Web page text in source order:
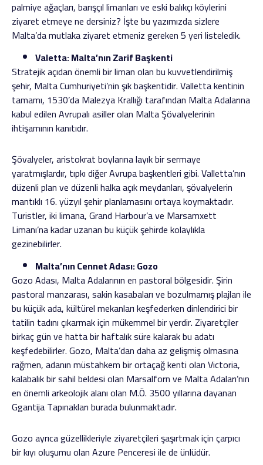
palmiye ağaçları, barışçıl limanları ve eski balıkçı köylerini
ziyaret etmeye ne dersiniz? İşte bu yazımızda sizlere
Malta’da mutlaka ziyaret etmeniz gereken 5 yeri listeledik.
Valetta: Malta’nın Zarif Başkenti
Stratejik açıdan önemli bir liman olan bu kuvvetlendirilmiş
şehir, Malta Cumhuriyeti’nin şık başkentidir. Valletta kentinin
tamamı, 1530’da Malezya Krallığı tarafından Malta Adalarına
kabul edilen Avrupalı ​​asiller olan Malta Şövalyelerinin
ihtişamının kanıtıdır.
Şövalyeler, aristokrat boylarına layık bir sermaye
yaratmışlardır, tıpkı diğer Avrupa başkentleri gibi. Valletta’nın
düzenli plan ve düzenli halka açık meydanları, şövalyelerin
mantıklı 16. yüzyıl şehir planlamasını ortaya koymaktadır.
Turistler, iki limana, Grand Harbour’a ve Marsamxett
Limanı’na kadar uzanan bu küçük şehirde kolaylıkla
gezinebilirler.
Malta’nın Cennet Adası: Gozo
Gozo Adası, Malta Adalarının en pastoral bölgesidir. Şirin
pastoral manzarası, sakin kasabaları ve bozulmamış plajları ile
bu küçük ada, kültürel mekanları keşfederken dinlendirici bir
tatilin tadını çıkarmak için mükemmel bir yerdir. Ziyaretçiler
birkaç gün ve hatta bir haftalık süre kalarak bu adatı
keşfedebilirler. Gozo, Malta’dan daha az gelişmiş olmasına
rağmen, adanın müstahkem bir ortaçağ kenti olan Victoria,
kalabalık bir sahil beldesi olan Marsalforn ve Malta Adaları’nın
en önemli arkeolojik alanı olan M.Ö. 3500 yıllarına dayanan
Ggantija Tapınakları burada bulunmaktadır.
Gozo ayrıca güzellikleriyle ziyaretçileri şaşırtmak için çarpıcı
bir kıyı oluşumu olan Azure Penceresi ile de ünlüdür.